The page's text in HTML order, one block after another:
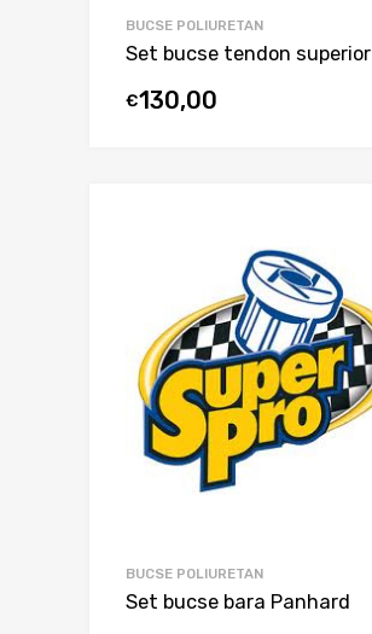
BUCSE POLIURETAN
Set bucse tendon superior
€130,00
BUCSE POLIURETAN
Set bucse bara Panhard